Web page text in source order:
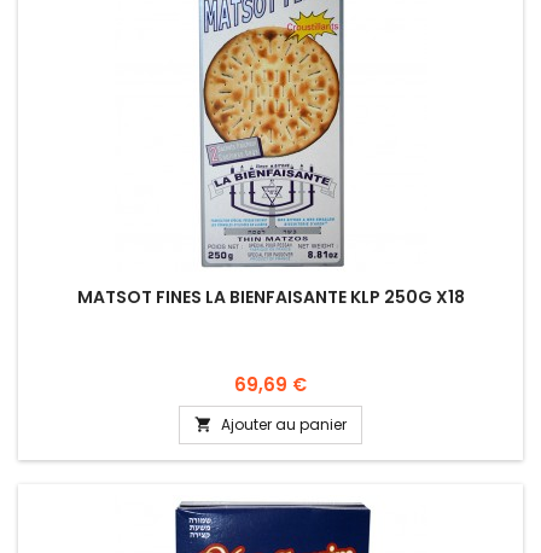
MATSOT FINES LA BIENFAISANTE KLP 250G X18
Prix
69,69 €
 Ajouter au panier